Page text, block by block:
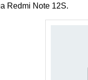
Redmi Note 12S.